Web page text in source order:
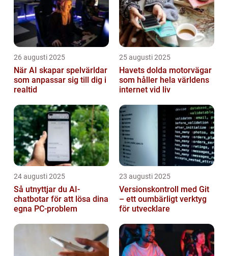
26 augusti 2025
När AI skapar spelvärldar
som anpassar sig till dig i
realtid
25 augusti 2025
Havets dolda motorvägar
som håller hela världens
internet vid liv
24 augusti 2025
Så utnyttjar du AI-
chatbotar för att lösa dina
egna PC-problem
23 augusti 2025
Versionskontroll med Git
– ett oumbärligt verktyg
för utvecklare